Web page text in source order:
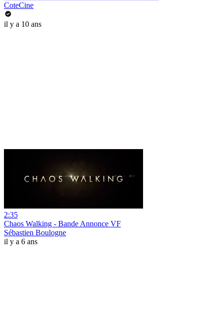
CoteCine
il y a 10 ans
2:35
Chaos Walking - Bande Annonce VF
Sébastien Boulogne
il y a 6 ans